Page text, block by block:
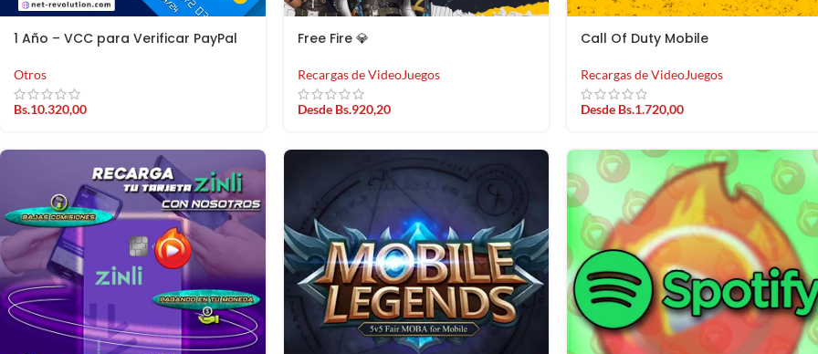
1 Año – VCC para Verificar PayPal
Otros
Bs.10.320,00
Free Fire 💎
Recargas de VideoJuegos
Desde Bs.920,20
Call Of Duty Mobile
Recargas de VideoJuegos
Desde Bs.1.720,00